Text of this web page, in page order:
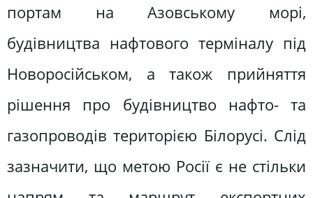
портам на Азовському морі,
будівництва нафтового терміналу під
Новоросійськом, а також прийняття
рішення про будівництво нафто- та
газопроводів територією Білорусі. Слід
зазначити, що метою Росії є не стільки